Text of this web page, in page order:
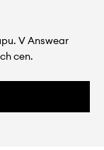
V Answear
cen.